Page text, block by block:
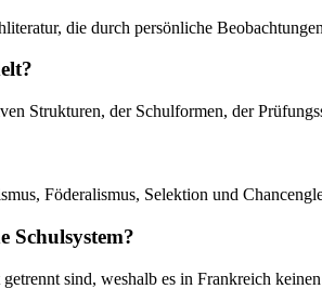
die durch persönliche
Strukturen, der Schulformen, der
Föderalismus, Selektion und
Schulsystem?
sind, weshalb es in Frankreich